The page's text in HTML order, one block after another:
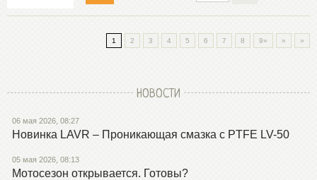
1 2 3 4 5 6 7 8 9» » »
НОВОСТИ
06 мая 2026, 08:27
Новинка LAVR – Проникающая смазка с PTFE LV-50
05 мая 2026, 08:13
Мотосезон открывается. Готовы?